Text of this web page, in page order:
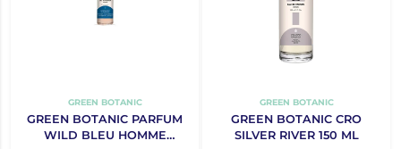
GREEN BOTANIC
GREEN BOTANIC PARFUM
WILD BLEU HOMME
GREEN BOTANIC
GREEN BOTANIC CRO
SILVER RIVER 150 ML